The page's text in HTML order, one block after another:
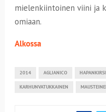
mielenkiintoinen viini ja
omiaan.
Alkossa
2014 AGLIANICO
KARHUNVATUKKAINEN